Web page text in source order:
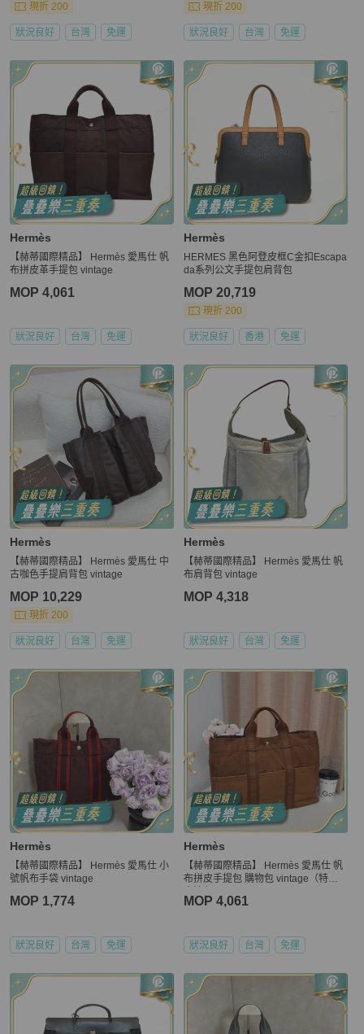
現折 200
狀況良好 台灣 免運
現折 200
狀況良好 台灣 免運
Hermès
【赫蒂國際精品】 Hermès 愛馬仕 帆
布拼皮革手提包 vintage
MOP 4,061
狀況良好 台灣 免運
Hermès
HERMES 黑色阿登皮框C金扣Escapa
da系列公文手提包肩背包
MOP 20,719
現折 200
狀況良好 香港 免運
Hermès
【赫蒂國際精品】 Hermès 愛馬仕 中
古咖色手提肩背包 vintage
MOP 10,229
現折 200
狀況良好 台灣 免運
Hermès
【赫蒂國際精品】 Hermès 愛馬仕 帆
布肩背包 vintage
MOP 4,318
狀況良好 台灣 免運
Hermès
【赫蒂國際精品】 Hermès 愛馬仕 小
號帆布手袋 vintage
MOP 1,774
狀況良好 台灣 免運
Hermès
【赫蒂國際精品】 Hermès 愛馬仕 帆
布拼皮手提包 購物包 vintage（特價
MOP 4,061
狀況良好 台灣 免運